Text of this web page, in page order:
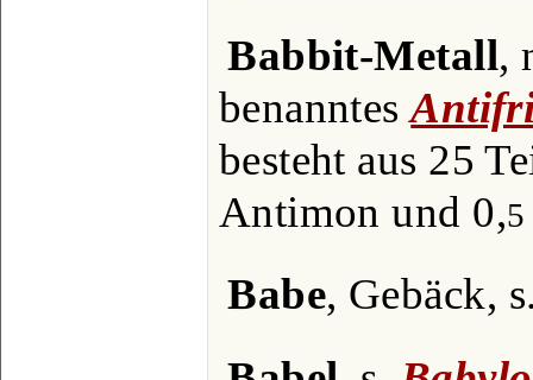
Babbit-Metall,
benanntes
besteht aus 25
Antimon und 0,5
Babe, Gebäck,